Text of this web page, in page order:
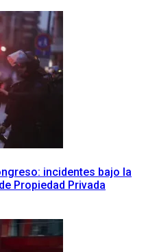
incidentes bajo la
Propiedad Privada